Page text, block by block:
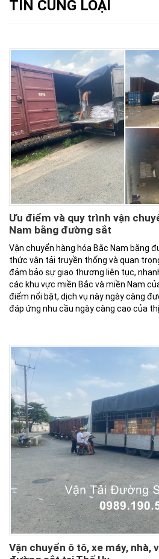
TIN CÙNG LOẠI
Ưu điểm và quy trình vận
Nam bằng đường sắt
Vận chuyển hàng hóa Bắc Nam bằng
thức vận tải truyền thống và quan
đảm bảo sự giao thương liên tục,
các khu vực miền Bắc và miền Nam
điểm nổi bật, dịch vụ này ngày càng
đáp ứng nhu cầu ngày càng cao của
Vận chuyển ô tô, xe máy, nhà,